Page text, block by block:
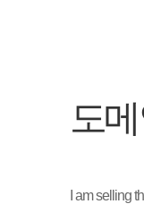
도
I am selling